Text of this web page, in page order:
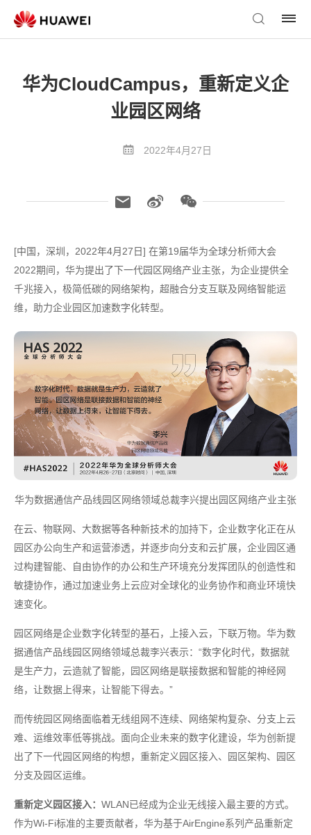
华为CloudCampus，重新定义企
业园区网络
2022年4月27日
[中国，深圳，2022年4月27日] 在第19届华为全球分析师大会
2022期间，华为提出了下一代园区网络产业主张，为企业提供全
千兆接入，极简低碳的网络架构，超融合分支互联及网络智能运
维，助力企业园区加速数字化转型。
华为数据通信产品线园区网络领域总裁李兴提出园区网络产业主张
在云、物联网、大数据等各种新技术的加持下，企业数字化正在从
园区办公向生产和运营渗透，并逐步向分支和云扩展，企业园区通
过构建智能、自由协作的办公和生产环境充分发挥团队的创造性和
敏捷协作，通过加速业务上云应对全球化的业务协作和商业环境快
速变化。
园区网络是企业数字化转型的基石，上接入云，下联万物。华为数
据通信产品线园区网络领域总裁李兴表示：“数字化时代，数据就
是生产力，云造就了智能，园区网络是联接数据和智能的神经网
络，让数据上得来，让智能下得去。”
而传统园区网络面临着无线组网不连续、网络架构复杂、分支上云
难、运维效率低等挑战。面向企业未来的数字化建设，华为创新提
出了下一代园区网络的构想，重新定义园区接入、园区架构、园区
分支及园区运维。
重新定义园区接入： WLAN已经成为企业无线接入最主要的方式。
作为Wi-Fi标准的主要贡献者，华为基于AirEngine系列产品重新定